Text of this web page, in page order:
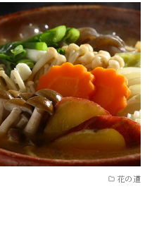
花の道